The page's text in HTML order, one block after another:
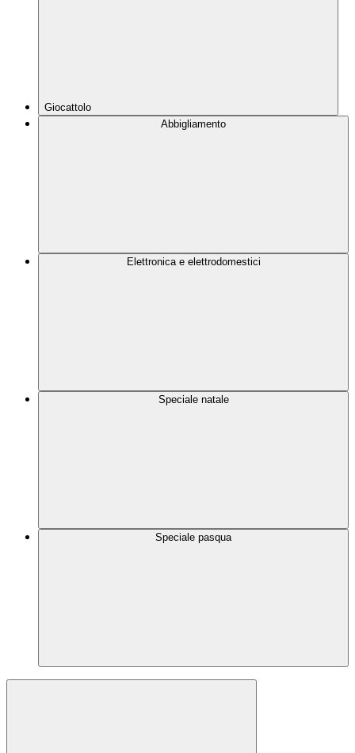
Giocattolo
Abbigliamento
Elettronica e elettrodomestici
Speciale natale
Speciale pasqua